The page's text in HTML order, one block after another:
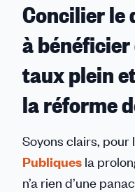
Concilier le
à bénéficier
taux plein
la réforme
Soyons clairs, pour
Publiques la
n’a rien d’une